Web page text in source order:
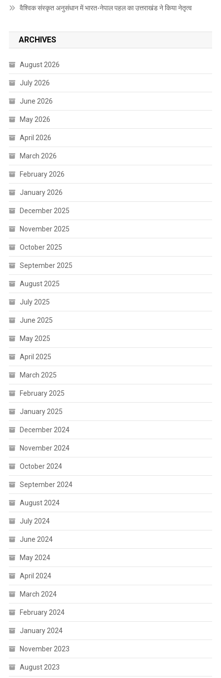
वैश्विक संस्कृत अनुसंधान में भारत-नेपाल पहल का उत्तराखंड ने किया नेतृत्व
ARCHIVES
August 2026
July 2026
June 2026
May 2026
April 2026
March 2026
February 2026
January 2026
December 2025
November 2025
October 2025
September 2025
August 2025
July 2025
June 2025
May 2025
April 2025
March 2025
February 2025
January 2025
December 2024
November 2024
October 2024
September 2024
August 2024
July 2024
June 2024
May 2024
April 2024
March 2024
February 2024
January 2024
November 2023
August 2023